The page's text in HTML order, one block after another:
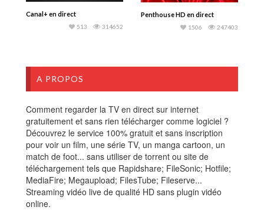
Canal+ en direct
314652
513
Penthouse HD en direct
247403
1506
A PROPOS
Comment regarder la TV en direct sur internet
gratuitement et sans rien télécharger comme logiciel ?
Découvrez le service 100% gratuit et sans inscription
pour voir un film, une série TV, un manga cartoon, un
match de foot... sans utiliser de torrent ou site de
téléchargement tels que Rapidshare; FileSonic; Hotfile;
MediaFire; Megaupload; FilesTube; Fileserve...
Streaming vidéo live de qualité HD sans plugin vidéo
online.